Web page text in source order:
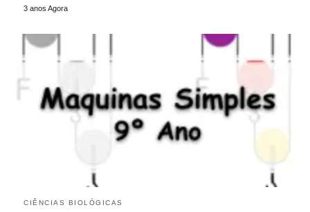
3 anos Agora
CIÊNCIAS BIOLÓGICAS